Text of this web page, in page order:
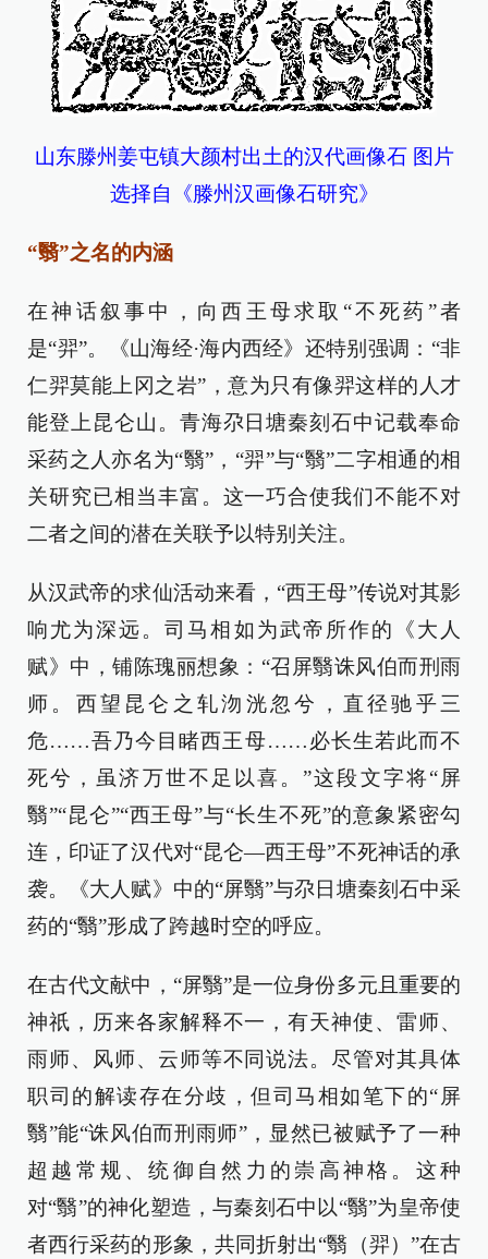
山东滕州姜屯镇大颜村出土的汉代画像石 图片
选择自《滕州汉画像石研究》
“翳”之名的内涵
在神话叙事中，向西王母求取“不死药”者
是“羿”。《山海经·海内西经》还特别强调：“非
仁羿莫能上冈之岩”，意为只有像羿这样的人才
能登上昆仑山。青海尕日塘秦刻石中记载奉命
采药之人亦名为“翳”，“羿”与“翳”二字相通的相
关研究已相当丰富。这一巧合使我们不能不对
二者之间的潜在关联予以特别关注。
从汉武帝的求仙活动来看，“西王母”传说对其影
响尤为深远。司马相如为武帝所作的《大人
赋》中，铺陈瑰丽想象：“召屏翳诛风伯而刑雨
师。西望昆仑之轧沕洸忽兮，直径驰乎三
危……吾乃今目睹西王母……必长生若此而不
死兮，虽济万世不足以喜。”这段文字将“屏
翳”“昆仑”“西王母”与“长生不死”的意象紧密勾
连，印证了汉代对“昆仑—西王母”不死神话的承
袭。《大人赋》中的“屏翳”与尕日塘秦刻石中采
药的“翳”形成了跨越时空的呼应。
在古代文献中，“屏翳”是一位身份多元且重要的
神祇，历来各家解释不一，有天神使、雷师、
雨师、风师、云师等不同说法。尽管对其具体
职司的解读存在分歧，但司马相如笔下的“屏
翳”能“诛风伯而刑雨师”，显然已被赋予了一种
超越常规、统御自然力的崇高神格。这种
对“翳”的神化塑造，与秦刻石中以“翳”为皇帝使
者西行采药的形象，共同折射出“翳（羿）”在古